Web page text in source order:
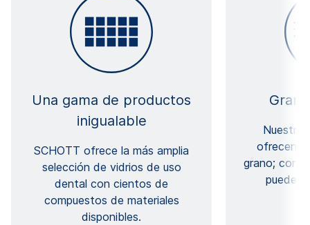
Una gama de productos
inigualable
SCHOTT ofrece la más amplia
selección de vidrios de uso
dental con cientos de
compuestos de materiales
disponibles.
ofrecen
grano; con
pueden